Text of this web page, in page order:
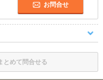
お問合せ
とめて問合せる